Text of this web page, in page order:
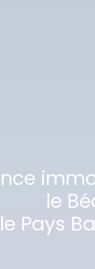
le
le Pays